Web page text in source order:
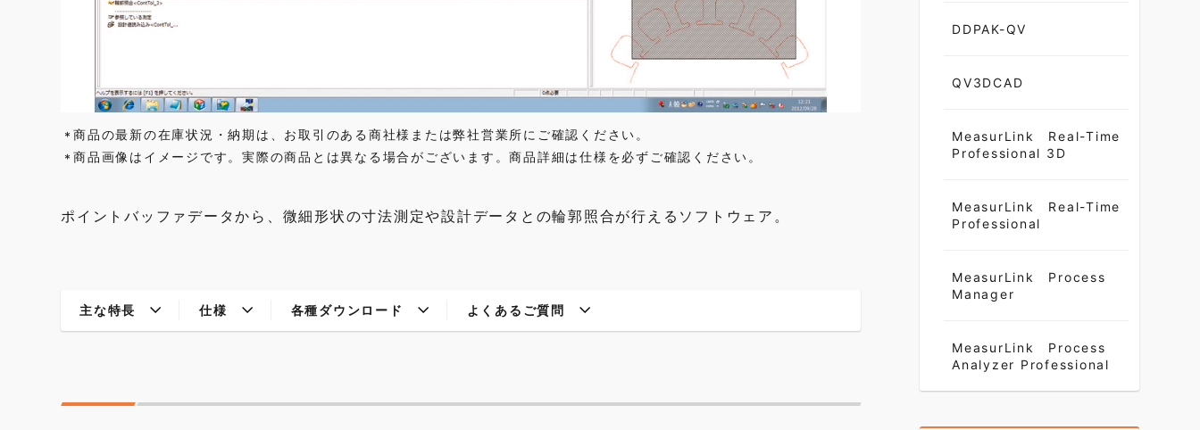
* 商品の最新の在庫状況・納期は、お取引のある商社様または弊社営業所にご確認ください。
* 商品画像はイメージです。実際の商品とは異なる場合がございます。商品詳細は仕様を必ずご確認ください。
ポイントバッファデータから、微細形状の寸法測定や設計データとの輪郭照合が行えるソフトウェア。
主な特長 仕様 各種ダウンロード よくあるご質問
DDPAK-QV
QV3DCAD
MeasurLink Real-Time
Professional 3D
MeasurLink Real-Time
Professional
MeasurLink Process
Manager
MeasurLink Process
Analyzer Professional